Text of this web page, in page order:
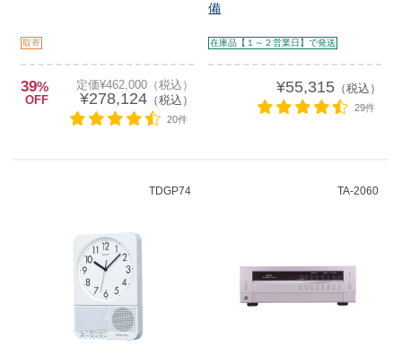
取寄
39%
OFF
定価¥462,000（税込）
¥278,124（税込）
20件
備
在庫品【１～２営業日】で発送
¥55,315（税込）
29件
TDGP74 TA-2060